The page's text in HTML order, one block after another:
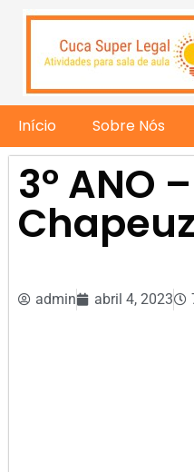
Início Sobre Nós
3º ANO
admin abril 4, 2023